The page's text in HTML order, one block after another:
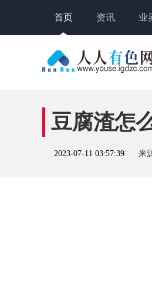
首页 资讯 业
豆腐渣怎
2023-07-11 03:57:39 来